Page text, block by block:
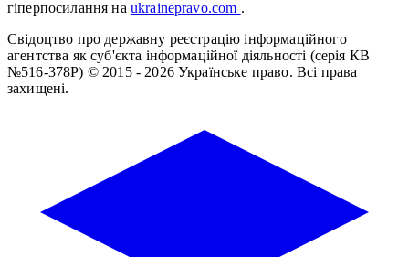
гіперпосилання на ukrainepravo.com .
Свідоцтво про державну реєстрацію інформаційного
агентства як суб'єкта інформаційної діяльності (серія КВ
№516-378Р) © 2015 - 2026 Українське право. Всі права
захищені.